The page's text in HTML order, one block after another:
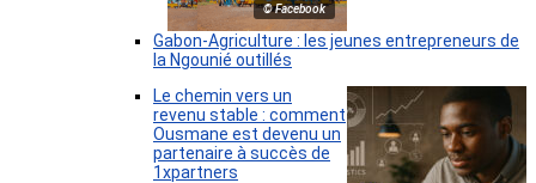
© Facebook
Gabon-Agriculture : les jeunes entrepreneurs de
la Ngounié outillés
Le chemin vers un
revenu stable : comment
Ousmane est devenu un
partenaire à succès de
1xpartners